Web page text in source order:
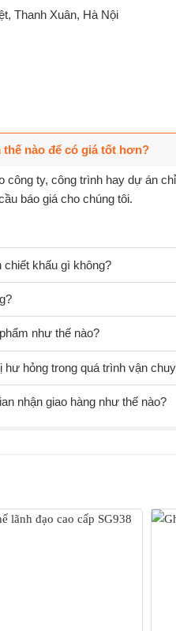
Thanh Xuân, Hà Nội
nào để có giá tốt hơn?
ty, công trình hay dự án
báo giá cho chúng tôi.
khấu gì không?
như thế nào?
hỏng trong quá trình vận
nhận giao hàng như thế nào?